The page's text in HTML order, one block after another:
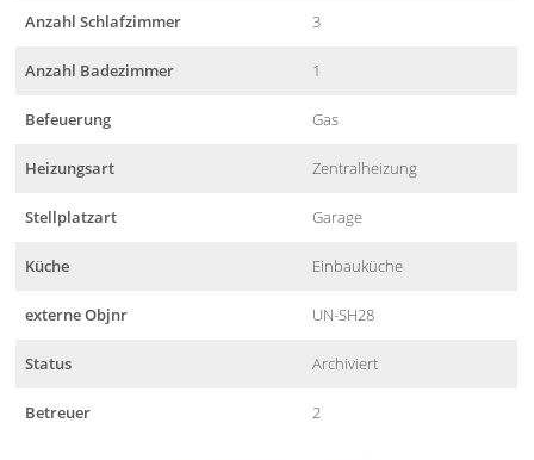
Anzahl Schlafzimmer 3
Anzahl Badezimmer 1
Befeuerung Gas
Heizungsart Zentralheizung
Stellplatzart Garage
Küche Einbauküche
externe Objnr UN-SH28
Status Archiviert
Betreuer 2